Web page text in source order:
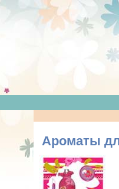
Ароматы